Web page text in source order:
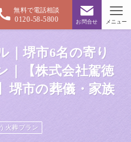
無料で電話相談
0120-58-5800 お問合せ メニュー
｜堺市6名の寄り
｜【株式会社駕徳
堺市の葬儀・家族
火葬プラン